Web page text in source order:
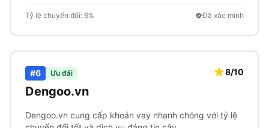
Tỷ lệ chuyển đổi: 6% Đã xác minh
#6 Ưu đãi
Dengoo.vn
8/10
Dengoo.vn cung cấp khoản vay nhanh chóng với tỷ lệ